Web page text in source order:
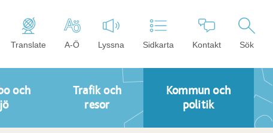
Translate A-Ö Lyssna Sidkarta Kontakt Sök
och
Trafik och
resor
Kommun och
politik